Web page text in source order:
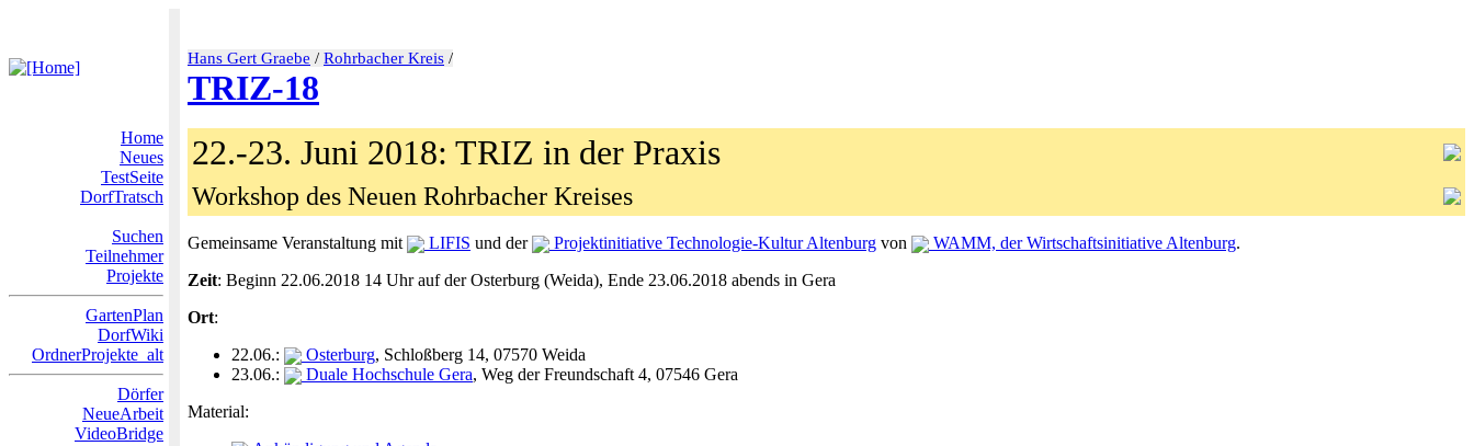
Hans Gert Graebe / Rohrbacher Kreis /
TRIZ-18
Home
Neues
TestSeite
DorfTratsch
Suchen
Teilnehmer
Projekte
GartenPlan
DorfWiki
OrdnerProjekte_alt
Dörfer
NeueArbeit
VideoBridge
22.-23. Juni 2018: TRIZ in der Praxis
Workshop des Neuen Rohrbacher Kreises
Gemeinsame Veranstaltung mit LIFIS und der Projektinitiative Technologie-Kultur Altenburg von WAMM, der Wirtschaftsinitiative Altenburg.
Zeit: Beginn 22.06.2018 14 Uhr auf der Osterburg (Weida), Ende 23.06.2018 abends in Gera
Ort:
22.06.:
Osterburg, Schloßberg 14, 07570 Weida
23.06.:
Duale Hochschule Gera, Weg der Freundschaft 4, 07546 Gera
Material: